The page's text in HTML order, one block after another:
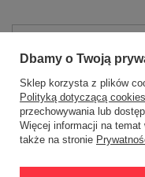
Chcę
Dbamy o Twoją
Sklep korzysta z plików
Polityką dotyczącą cookies
przechowywania lub
Więcej informacji na
także na stronie